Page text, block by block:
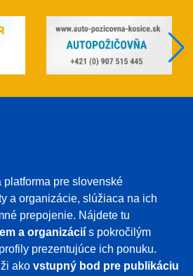
pre slovenské
a organizácie, slúžiaca na ich
prepojenie. Nájdete tu
a organizácií s pokročilým
prezentujúce ich ponuku.
ako vstupný bod pre publikáciu